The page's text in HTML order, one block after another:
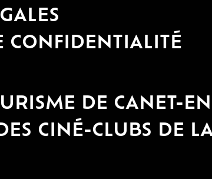
CONFIDENTIALITÉ
DE CANET-
CINÉ-CLUBS DE